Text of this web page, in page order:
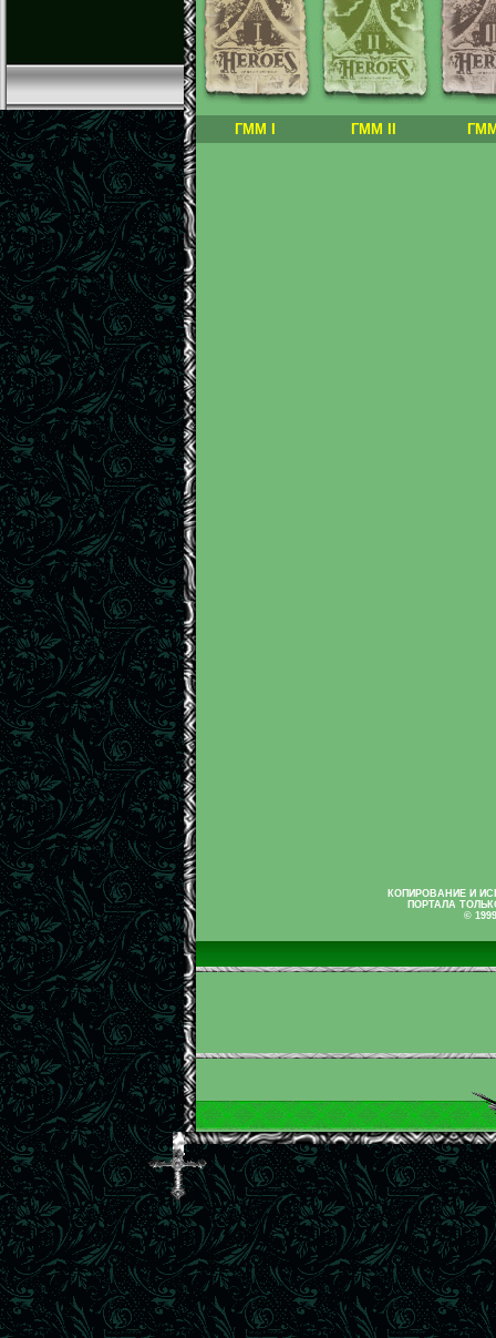
ГММ I ГММ II
КОПИРОВАНИЕ И
ПОРТАЛА
©